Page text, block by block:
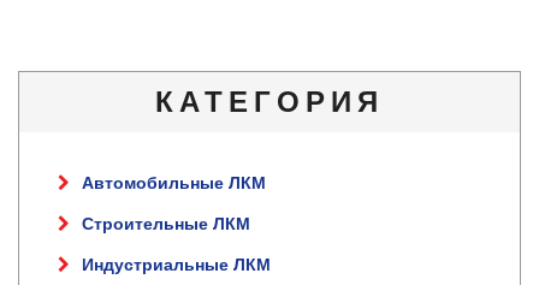
КАТЕГОРИЯ
Автомобильные ЛКМ
Строительные ЛКМ
Индустриальные ЛКМ